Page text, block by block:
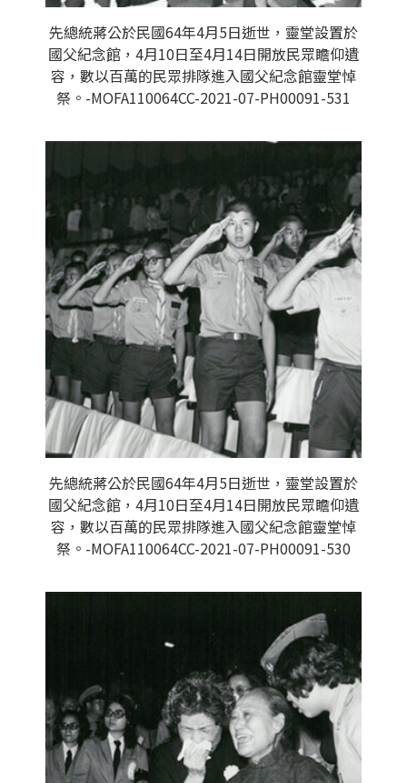
先總統蔣公於民國64年4月5日逝世，靈堂設置於
國父紀念館，4月10日至4月14日開放民眾瞻仰遺
容，數以百萬的民眾排隊進入國父紀念館靈堂悼
祭。-MOFA110064CC-2021-07-PH00091-531
先總統蔣公於民國64年4月5日逝世，靈堂設置於
國父紀念館，4月10日至4月14日開放民眾瞻仰遺
容，數以百萬的民眾排隊進入國父紀念館靈堂悼
祭。-MOFA110064CC-2021-07-PH00091-530